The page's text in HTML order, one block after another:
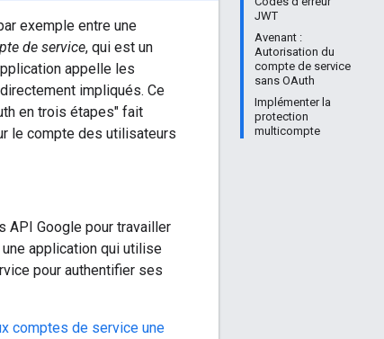
JWT
Avenant :
Autorisation du
compte de service
sans OAuth
Implémenter la
protection
multicompte
exemple entre une
de service, qui est un
appelle les
impliqués. Ce
en trois étapes" fait
le compte des utilisateurs
API Google pour travailler
application qui utilise
pour authentifier ses
comptes de service une